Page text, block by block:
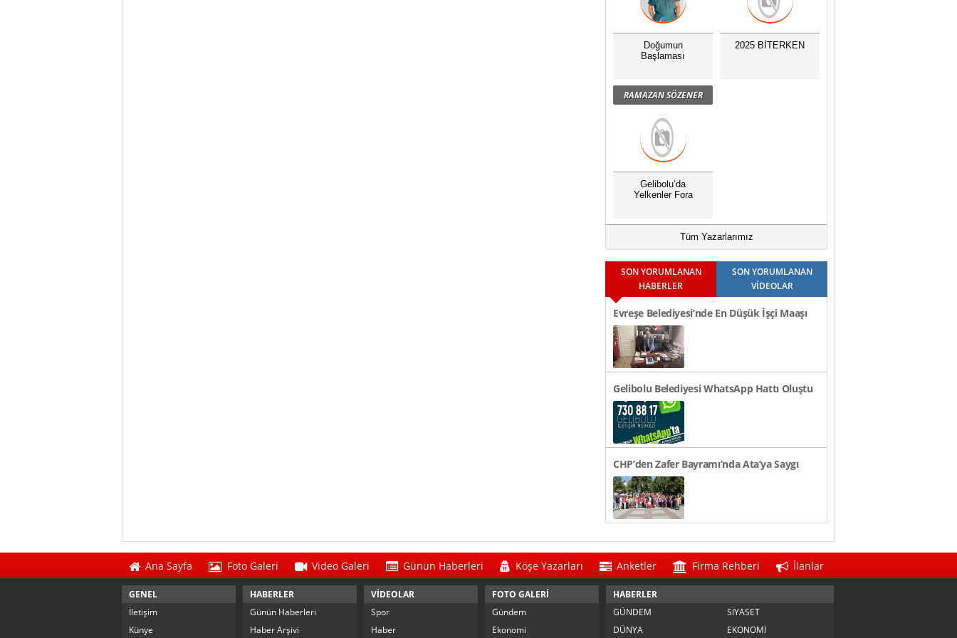
Doğumun
Başlaması
2025 BİTERKEN
RAMAZAN SÖZENER
Gelibolu’da
Yelkenler Fora
Tüm Yazarlarımız
SON YORUMLANAN
HABERLER
SON YORUMLANAN
VİDEOLAR
Evreşe Belediyesi’nde En Düşük İşçi Maaşı
48 Bin TL Oldu
Gelibolu Belediyesi WhatsApp Hattı Oluştu
CHP’den Zafer Bayramı’nda Ata’ya Saygı
Töreni
Ana Sayfa Foto Galeri Video Galeri Günün Haberleri Köşe Yazarları Anketler Firma Rehberi İlanlar
GENEL
İletişim
Künye
HABERLER
Günün Haberleri
Haber Arşivi
VİDEOLAR
Spor
Haber
FOTO GALERİ
Gündem
Ekonomi
HABERLER
GÜNDEM
SİYASET
DÜNYA
EKONOMİ